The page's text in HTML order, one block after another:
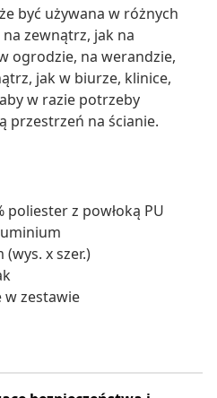
być używana w różnych
zewnątrz, jak na
ogrodzie, na werandzie,
jak w biurze, klinice,
w razie potrzeby
przestrzeń na ścianie.
poliester z powłoką PU
(wys. x szer.)
w zestawie